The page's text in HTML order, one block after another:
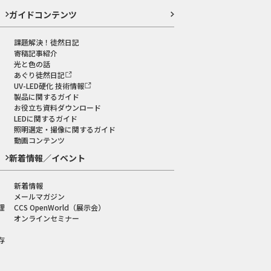
ガイドコンテンツ
課題解決！徒然日記
寄稿記事紹介
光と色の話
あぐり徒然日記
UV-LED硬化 技術情報
製品に関するガイド
お役立ち資料ダウンロード
LEDに関するガイド
照明選定・撮像に関するガイド
動画コンテンツ
新着情報／イベント
新着情報
メールマガジン
CCS OpenWorld（展示会）
オンラインセミナー